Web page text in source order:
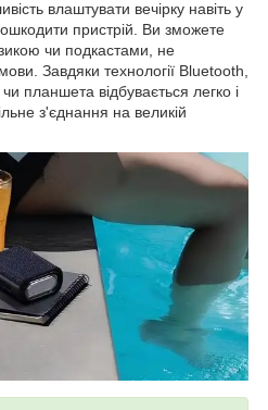
влаштувати вечірку навіть у
пристрій. Ви зможете
чи подкастами, не
Завдяки технології Bluetooth,
планшета відбувається легко і
з'єднання на великій